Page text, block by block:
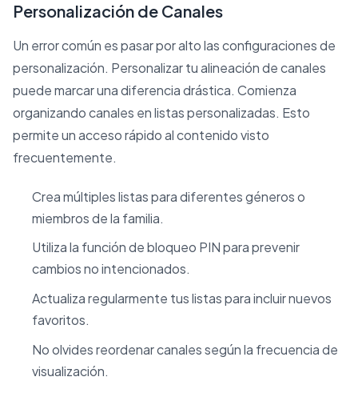
Personalización de Canales
Un error común es pasar por alto las configuraciones de
personalización. Personalizar tu alineación de canales
puede marcar una diferencia drástica. Comienza
organizando canales en listas personalizadas. Esto
permite un acceso rápido al contenido visto
frecuentemente.
Crea múltiples listas para diferentes géneros o
miembros de la familia.
Utiliza la función de bloqueo PIN para prevenir
cambios no intencionados.
Actualiza regularmente tus listas para incluir nuevos
favoritos.
No olvides reordenar canales según la frecuencia de
visualización.